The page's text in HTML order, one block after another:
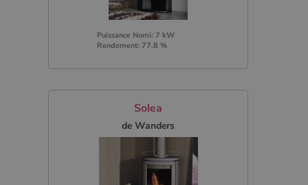
Puissance Nomi: 7 kW
Rendement: 77.8 %
Solea
de Wanders